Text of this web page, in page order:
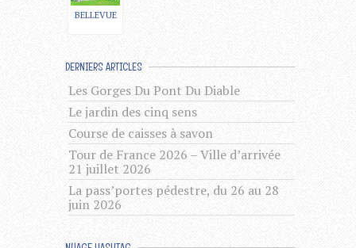
BELLEVUE
DERNIERS ARTICLES
Les Gorges Du Pont Du Diable
Le jardin des cinq sens
Course de caisses à savon
Tour de France 2026 – Ville d’arrivée
21 juillet 2026
La pass’portes pédestre, du 26 au 28
juin 2026